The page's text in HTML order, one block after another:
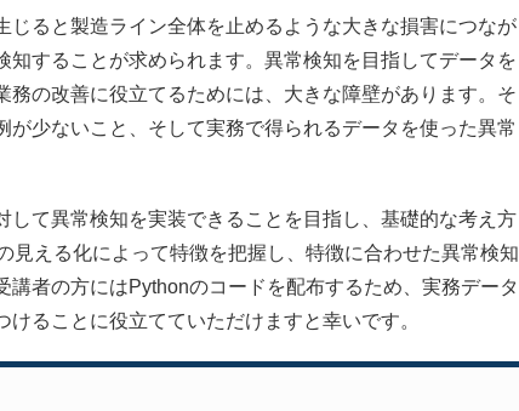
ると製造ライン全体を止めるような大きな損害につなが
することが求められます。異常検知を目指してデータを
の改善に役立てるためには、大きな障壁があります。そ
少ないこと、そして実務で得られるデータを使った異常
て異常検知を実装できることを目指し、基礎的な考え方
見える化によって特徴を把握し、特徴に合わせた異常検知
者の方にはPythonのコードを配布するため、実務データ
ることに役立てていただけますと幸いです。